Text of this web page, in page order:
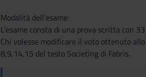
Modalità dell'esame:
L’esame consta di una prova scritta con
Chi volesse modificare il voto ottenuto
8,9,14,15 del testo Societing di Fabris.